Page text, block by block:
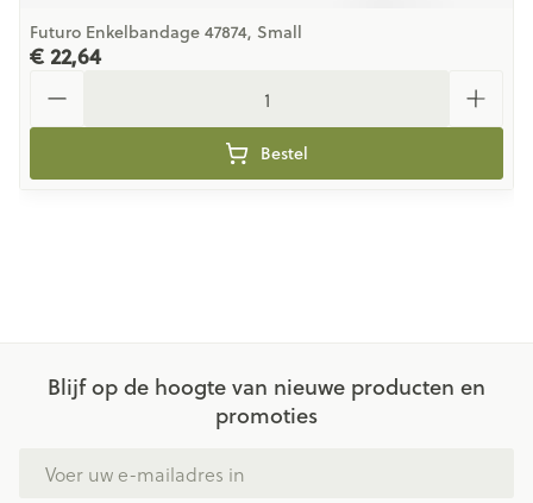
Futuro Enkelbandage 47874, Small
€ 22,64
Bestel
Blijf op de hoogte van nieuwe producten en
promoties